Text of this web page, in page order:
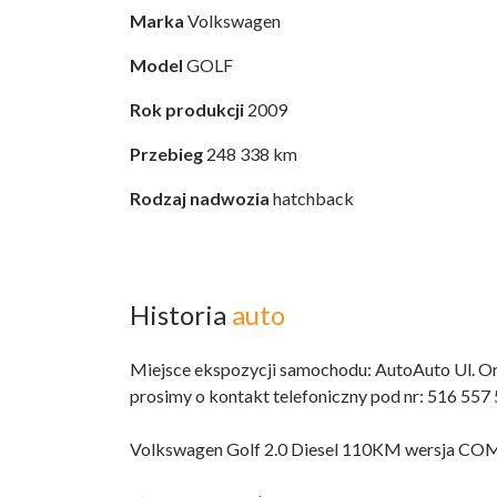
Marka Volkswagen
Model GOLF
Rok produkcji 2009
Przebieg 248 338 km
Rodzaj nadwozia hatchback
Historia auto
Miejsce ekspozycji samochodu: AutoAuto Ul.
prosimy o kontakt telefoniczny pod nr: 516
Volkswagen Golf 2.0 Diesel 110KM wersja